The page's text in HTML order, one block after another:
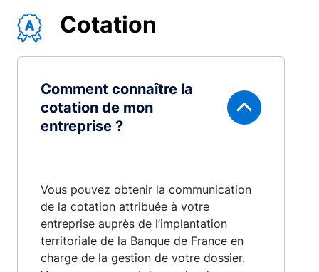
Cotation
Comment connaître la
cotation de mon
entreprise ?
Vous pouvez obtenir la communication
de la cotation attribuée à votre
entreprise auprès de l’implantation
territoriale de la Banque de France en
charge de la gestion de votre dossier.